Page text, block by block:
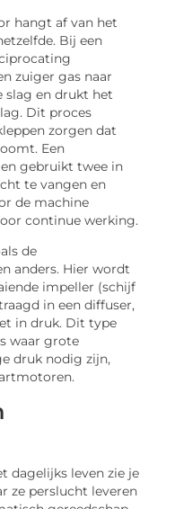
hangt af van het
Bij een
zuiger gas naar
slag en drukt het
Dit proces
zorgen dat
Een
gebruikt twee in
te vangen en
de machine
continue werking.
de
anders. Hier wordt
impeller (schijf
in een diffuser,
in druk. Dit type
waar grote
druk nodig zijn,
dagelijks leven zie je
ze perslucht leveren